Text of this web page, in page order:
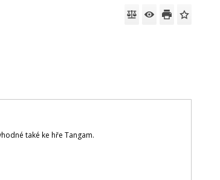
také ke hře Tangam.